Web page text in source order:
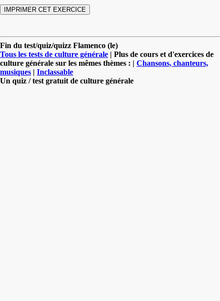
Fin du test/quiz/quizz Flamenco (le)
Tous les tests de culture générale | Plus de cours et d'exercices de
culture générale sur les mêmes thèmes : | Chansons, chanteurs,
musiques | Inclassable
Un quiz / test gratuit de culture générale